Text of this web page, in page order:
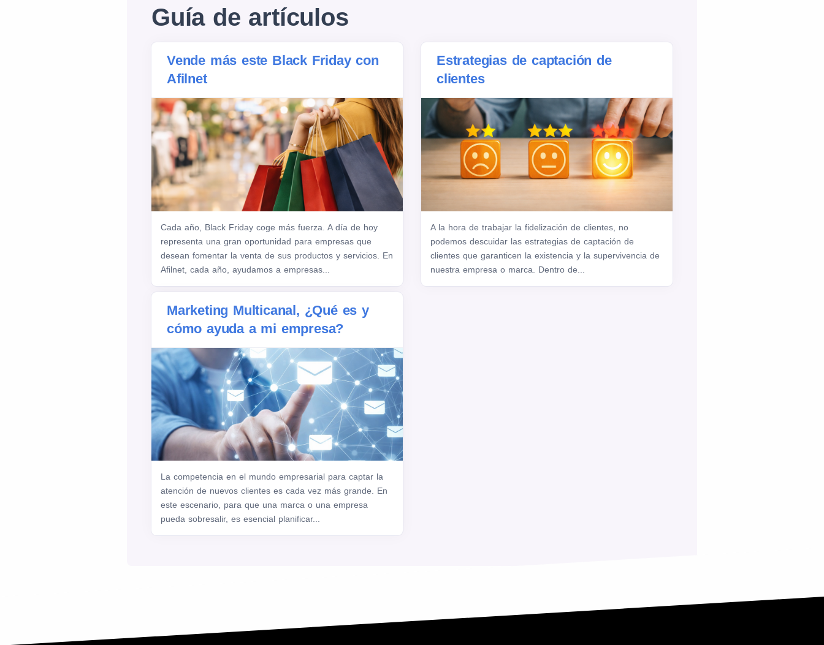
Guía de artículos
Vende más este Black Friday con
Afilnet
Cada año, Black Friday coge más fuerza. A día de hoy
representa una gran oportunidad para empresas que
desean fomentar la venta de sus productos y servicios. En
Afilnet, cada año, ayudamos a empresas...
Estrategias de captación de
clientes
A la hora de trabajar la fidelización de clientes, no
podemos descuidar las estrategias de captación de
clientes que garanticen la existencia y la supervivencia de
nuestra empresa o marca. Dentro de...
Marketing Multicanal, ¿Qué es y
cómo ayuda a mi empresa?
La competencia en el mundo empresarial para captar la
atención de nuevos clientes es cada vez más grande. En
este escenario, para que una marca o una empresa
pueda sobresalir, es esencial planificar...